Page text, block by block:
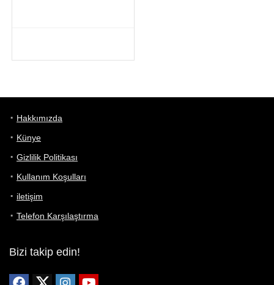
Hakkımızda
Künye
Gizlilik Politikası
Kullanım Koşulları
iletişim
Telefon Karşılaştırma
Bizi takip edin!